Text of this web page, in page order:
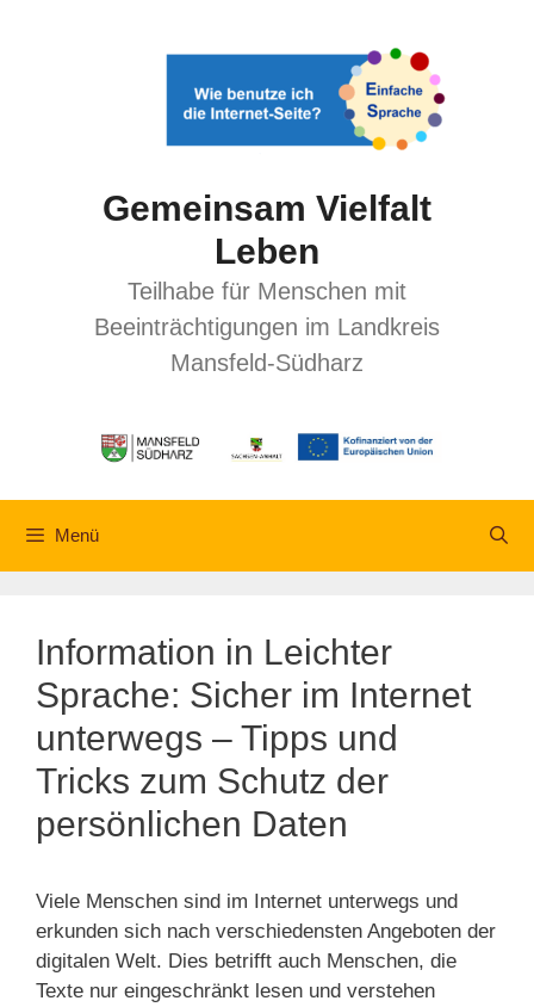
Gemeinsam Vielfalt
Leben
Teilhabe für Menschen mit
Beeinträchtigungen im Landkreis
Mansfeld-Südharz
Menü
Information in Leichter
Sprache: Sicher im Internet
unterwegs – Tipps und
Tricks zum Schutz der
persönlichen Daten
Viele Menschen sind im Internet unterwegs und
erkunden sich nach verschiedensten Angeboten der
digitalen Welt. Dies betrifft auch Menschen, die
Texte nur eingeschränkt lesen und verstehen